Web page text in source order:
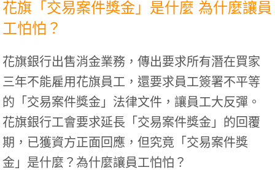
花旗「交易案件獎金」是什麼 為什麼讓員
工怕怕？
花旗銀行出售消金業務，傳出要求所有潛在買家
三年不能雇用花旗員工，還要求員工簽署不平等
的「交易案件獎金」法律文件，讓員工大反彈。
花旗銀行工會要求延長「交易案件獎金」的回覆
期，已獲資方正面回應，但究竟「交易案件獎
金」是什麼？為什麼讓員工怕怕？